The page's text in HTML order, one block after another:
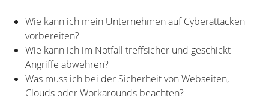
Wie kann ich mein Unternehmen auf Cyberattacken
vorbereiten?
Wie kann ich im Notfall treffsicher und geschickt
Angriffe abwehren?
Was muss ich bei der Sicherheit von Webseiten,
Clouds oder Workarounds beachten?